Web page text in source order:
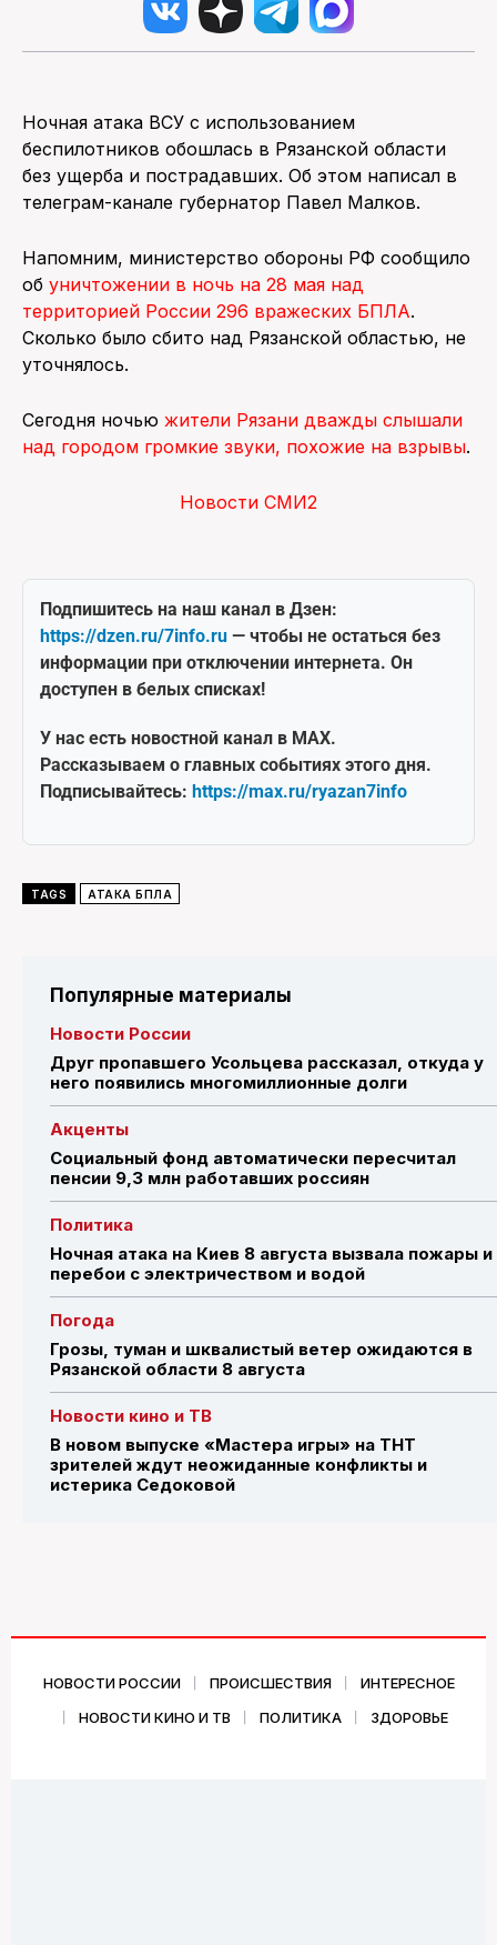
Ночная атака ВСУ с использованием
беспилотников обошлась в Рязанской области
без ущерба и пострадавших. Об этом написал в
телеграм-канале губернатор Павел Малков.
Напомним, министерство обороны РФ сообщило
об уничтожении в ночь на 28 мая над
территорией России 296 вражеских БПЛА.
Сколько было сбито над Рязанской областью, не
уточнялось.
Сегодня ночью жители Рязани дважды слышали
над городом громкие звуки, похожие на взрывы.
Новости СМИ2
Подпишитесь на наш канал в Дзен:
https://dzen.ru/7info.ru — чтобы не остаться без
информации при отключении интернета. Он
доступен в белых списках!
У нас есть новостной канал в MAX.
Рассказываем о главных событиях этого дня.
Подписывайтесь: https://max.ru/ryazan7info
TAGS АТАКА БПЛА
Популярные материалы
Новости России
Друг пропавшего Усольцева рассказал, откуда у
него появились многомиллионные долги
Акценты
Социальный фонд автоматически пересчитал
пенсии 9,3 млн работавших россиян
Политика
Ночная атака на Киев 8 августа вызвала пожары и
перебои с электричеством и водой
Погода
Грозы, туман и шквалистый ветер ожидаются в
Рязанской области 8 августа
Новости кино и ТВ
В новом выпуске «Мастера игры» на ТНТ
зрителей ждут неожиданные конфликты и
истерика Седоковой
НОВОСТИ РОССИИ ПРОИСШЕСТВИЯ
ИНТЕРЕСНОЕ
НОВОСТИ КИНО И ТВ
ПОЛИТИКА ЗДОРОВЬЕ